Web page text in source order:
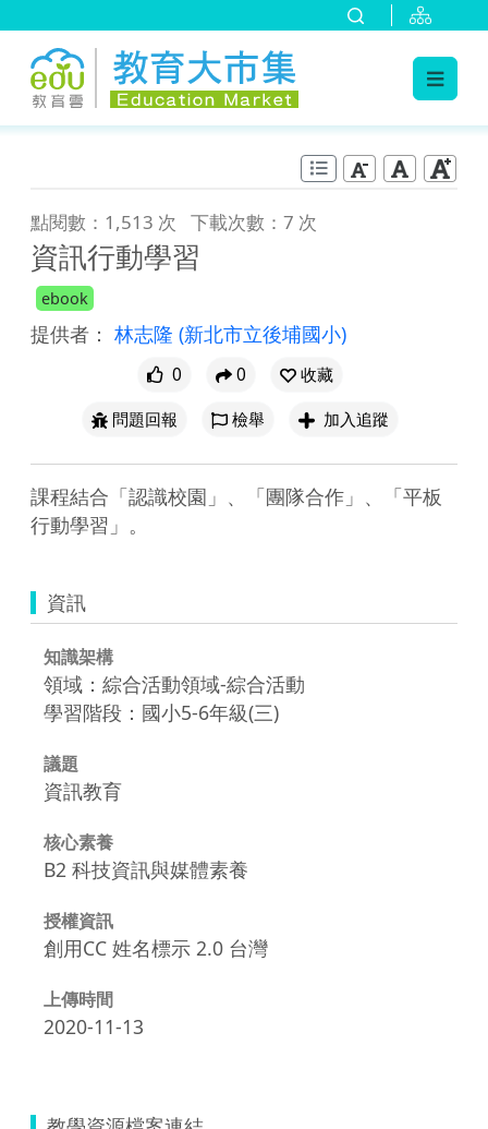
點閱數：1,513 次 下載次數：7 次
資訊行動學習
ebook
提供者： 林志隆 (新北市立後埔國小)
0 0
收藏
問題回報
檢舉 加入追蹤
課程結合「認識校園」、「團隊合作」、「平板
行動學習」。
資訊
知識架構
領域：綜合活動領域-綜合活動
學習階段：國小5-6年級(三)
議題
資訊教育
核心素養
B2 科技資訊與媒體素養
授權資訊
創用CC 姓名標示 2.0 台灣
上傳時間
2020-11-13